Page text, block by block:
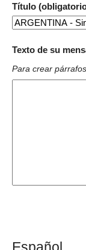
Título
Texto de su
Para crear